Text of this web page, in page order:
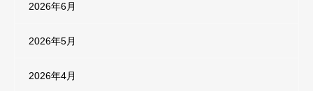
2026年6月
2026年5月
2026年4月